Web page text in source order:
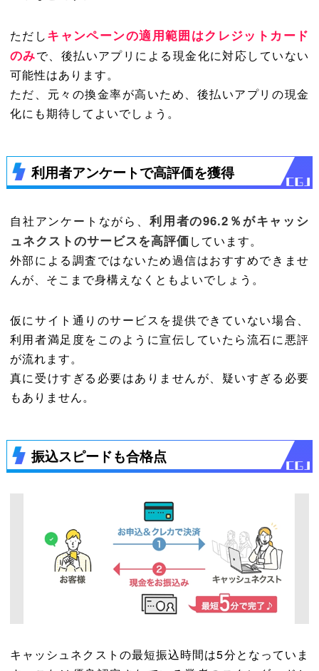
ただしキャンペーンの適用範囲はクレジットカード
のみで、後払いアプリによる現金化に対応していない
可能性はあります。
ただ、元々の換金率が高いため、後払いアプリの現金
化にも期待してよいでしょう。
利用者アンケートで高評価を獲得
自社アンケートながら、 利用者の96.2％がキャッシ
ュネクストのサービスを高評価しています。
外部による調査ではないため過信はおすすめできませ
んが、そこまで身構えなくともよいでしょう。
仮にサイト通りのサービスを提供できていない場合、
利用者満足度をこのように宣伝していたら流石に悪評
が流れます。
真に受けすぎる必要はありませんが、疑いすぎる必要
もありません。
振込スピードも合格点
キャッシュネクストの最短振込時間は5分となっていま